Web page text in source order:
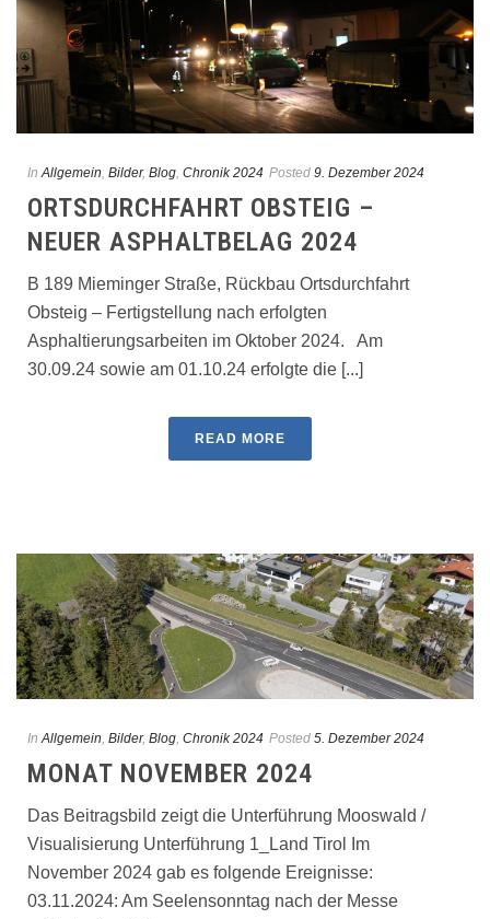
In Allgemein, Bilder, Blog, Chronik 2024 Posted 9. Dezember 2024
ORTSDURCHFAHRT OBSTEIG –
NEUER ASPHALTBELAG 2024
B 189 Mieminger Straße, Rückbau Ortsdurchfahrt
Obsteig – Fertigstellung nach erfolgten
Asphaltierungsarbeiten im Oktober 2024. Am
30.09.24 sowie am 01.10.24 erfolgte die [...]
READ MORE
In Allgemein, Bilder, Blog, Chronik 2024 Posted 5. Dezember 2024
MONAT NOVEMBER 2024
Das Beitragsbild zeigt die Unterführung Mooswald /
Visualisierung Unterführung 1_Land Tirol Im
November 2024 gab es folgende Ereignisse:
03.11.2024: Am Seelensonntag nach der Messe